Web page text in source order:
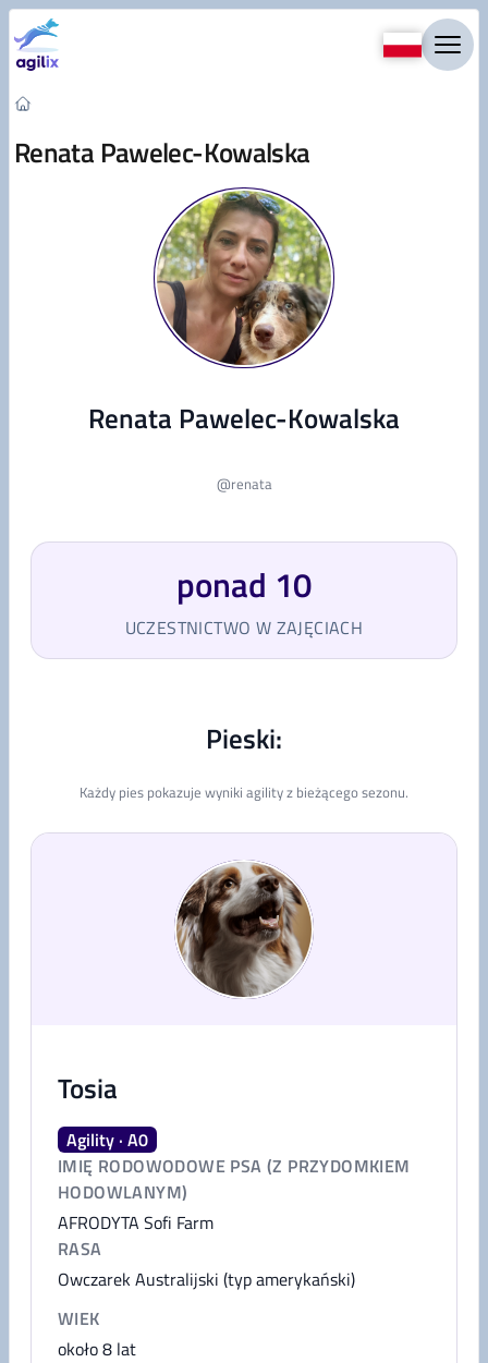
Przejdź do treści
Renata Pawelec-Kowalska
Renata Pawelec-Kowalska
@renata
ponad 10
UCZESTNICTWO W ZAJĘCIACH
Pieski:
Każdy pies pokazuje wyniki agility z bieżącego sezonu.
Tosia
Agility · A0
IMIĘ RODOWODOWE PSA (Z PRZYDOMKIEM
HODOWLANYM)
AFRODYTA Sofi Farm
RASA
Owczarek Australijski (typ amerykański)
WIEK
około 8 lat